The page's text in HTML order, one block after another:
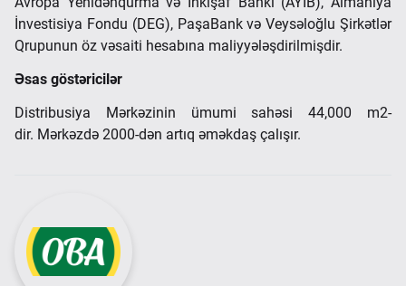
İnvestisiya Fondu (DEG), PaşaBank və Veysəloğlu Şirkətlər
Qrupunun öz vəsaiti hesabına maliyyələşdirilmişdir.
Əsas göstəricilər
Distribusiya Mərkəzinin ümumi sahəsi 44,000 m2-
dir. Mərkəzdə 2000-dən artıq əməkdaş çalışır.